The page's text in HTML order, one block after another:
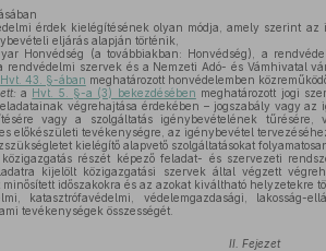
érdek kielégítésének olyan módja, amely szerint
eljárás alapján történik,
Honvédség (a továbbiakban: Honvédség), a
rendvédelmi szervek és a Nemzeti Adó- és Vámhivatal
Hvt. 43. §-ában meghatározott honvédelemben
a Hvt. 5. §-a (3) bekezdésében meghatározott jogi
végrehajtása érdekében – jogszabály vagy
vagy a szolgáltatás igénybevételének tűrésére,
előkészületi tevékenységre, az igénybevétel
kielégítő alapvető szolgáltatásokat
részét képező feladat- és szervezeti
kijelölt közigazgatási szervek által végzett
minősített időszakokra és az azokat kiváltható helyzetekre
katasztrófavédelmi, védelemgazdasági, lakosság-
tevékenységek összességét.
II. Fejezet